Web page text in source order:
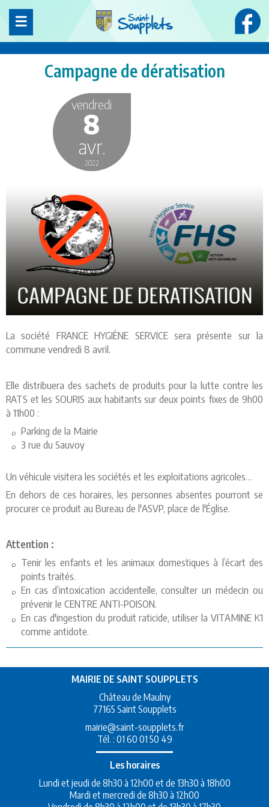
Campagne de dératisation
8
avr.
2022
vendredi
La société FRANCE HYGIÈNE SERVICE sera présente sur la
commune vendredi 8 avril.
Elle distribuera des sachets de produits pour la lutte contre les
RATS et les SOURIS aux habitants sur deux points fixes de 9h00
à 11h00 :
Parking de la Mairie
3 rue du Sauvoy
Un véhicule visitera les sociétés et les exploitations agricoles…
En dehors de ces horaires, les personnes absentes pourront se
procurer ce produit au Bureau de l'ASVP, place de l'Église.
Attention :
Tenir les enfants et les animaux domestiques à l’écart des
points traités.
En cas d’intoxication accidentelle, consulter un médecin ou
prévenir le CENTRE ANTI-POISON.
En cas d'ingestion du produit raticide, utiliser la VITAMINE K1
comme antidote.
MAIRIE DE SAINT SOUPPLETS
Château de Maulny
77165 Saint Soupplets
mairie@saint-soupplets.fr
Tél. : 01 60 01 50 49
Les horaires
Lundi et jeudi de 8h30 à 12h00 et de 13h30 à 18h00
Mardi et mercredi de 8h30 à 12h00
Panneau de gestion des cookies